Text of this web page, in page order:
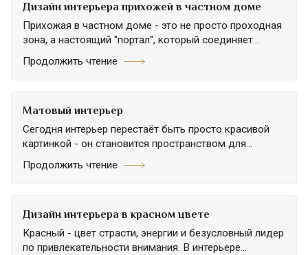
Дизайн интерьера прихожей в частном доме
Прихожая в частном доме - это не просто проходная
зона, а настоящий "портал", который соединяет...
Продолжить чтение
Матовый интерьер
Сегодня интерьер перестаёт быть просто красивой
картинкой - он становится пространством для...
Продолжить чтение
Дизайн интерьера в красном цвете
Красный - цвет страсти, энергии и безусловный лидер
по привлекательности внимания. В интерьере...